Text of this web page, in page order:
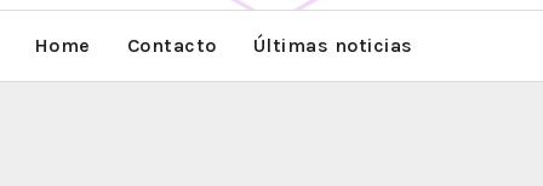
Home Contacto Últimas noticias